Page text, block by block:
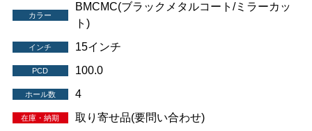
カラー
BMCMC(ブラックメタルコート/ミラーカッ
ト)
インチ 15インチ
PCD 100.0
ホール数 4
在庫・納期 取り寄せ品(要問い合わせ)